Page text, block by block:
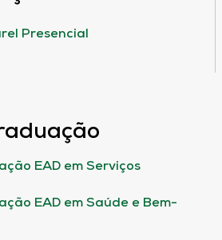
Presencial
EAD em Serviços
EAD em Saúde e Bem-